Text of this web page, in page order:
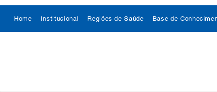
Home Institucional Regiões de Saúde Base de